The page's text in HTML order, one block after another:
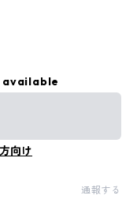
向け
通報する